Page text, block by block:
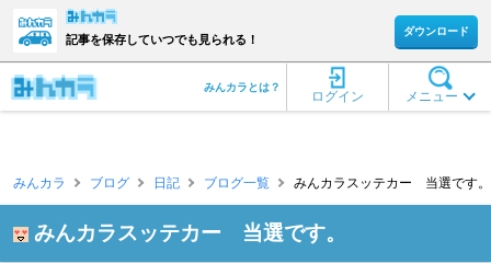
記事を保存していつでも見られる！
ダウンロード
メニュー
ログイン
みんカラとは？
みんカラ ブログ 日記 ブログ一覧 みんカラスッテカー 当選です
みんカラスッテカー 当選です。